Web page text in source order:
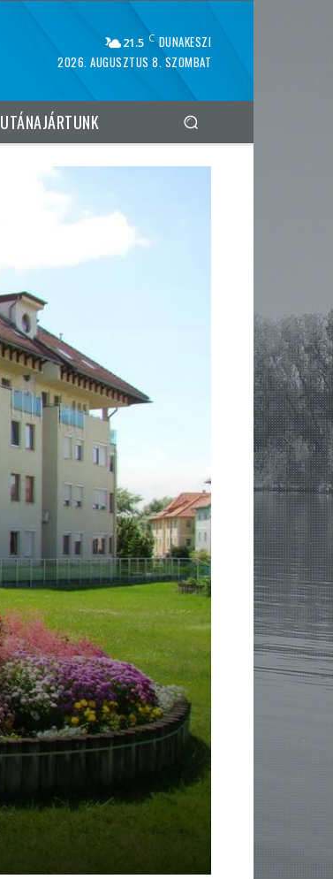
21.5 C DUNAKESZI
2026. AUGUSZTUS 8. SZOMBAT
UTÁNAJÁRTUNK